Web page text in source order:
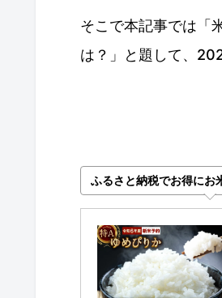
そこで本記事では「
は？」と題して、
ふるさと納税でお得にお